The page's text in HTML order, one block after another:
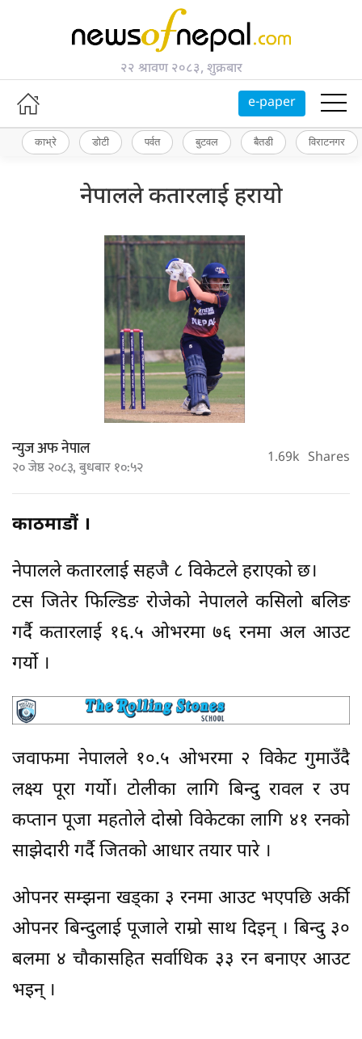
२२ श्रावण २०८३, शुक्रबार
e-paper
काभ्रे डोटी पर्वत बुटवल बैतडी विराटनगर
नेपालले कतारलाई हरायो
न्युज अफ नेपाल
२० जेष्ठ २०८३, बुधबार १०:५२ 1.69k Shares
काठमाडौं ।
नेपालले कतारलाई सहजै ८ विकेटले हराएको छ।
टस जितेर फिल्डिङ रोजेको नेपालले कसिलो बलिङ
गर्दै कतारलाई १६.५ ओभरमा ७६ रनमा अल आउट
गर्यो ।
जवाफमा नेपालले १०.५ ओभरमा २ विकेट गुमाउँदै
लक्ष्य पूरा गर्यो। टोलीका लागि बिन्दु रावल र उप
कप्तान पूजा महतोले दोस्रो विकेटका लागि ४१ रनको
साझेदारी गर्दै जितको आधार तयार पारे ।
ओपनर सम्झना खड्का ३ रनमा आउट भएपछि अर्की
ओपनर बिन्दुलाई पूजाले राम्रो साथ दिइन् । बिन्दु ३०
बलमा ४ चौकासहित सर्वाधिक ३३ रन बनाएर आउट
भइन् ।